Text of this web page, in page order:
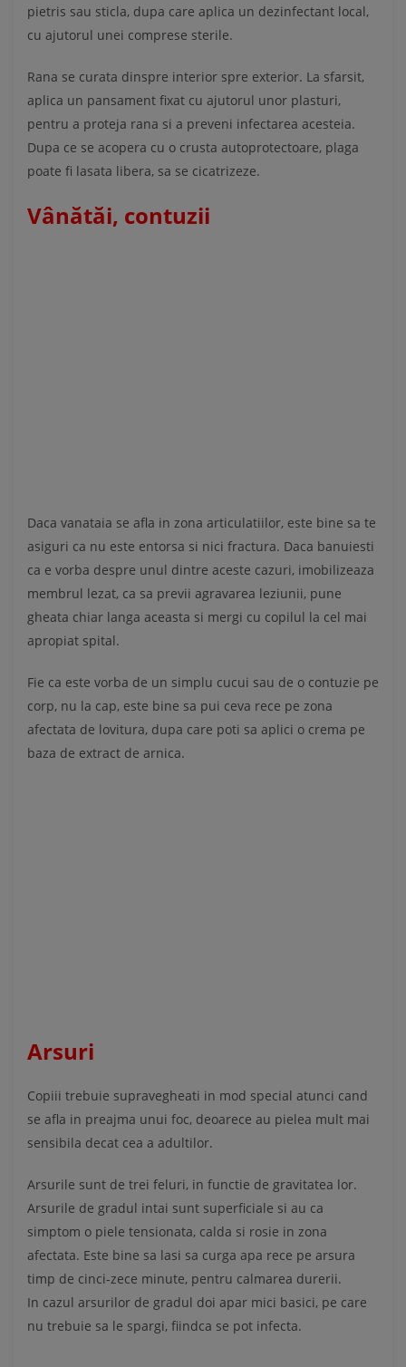
pietris sau sticla, dupa care aplica un dezinfectant local,
cu ajutorul unei comprese sterile.
Rana se curata dinspre interior spre exterior. La sfarsit,
aplica un pansament fixat cu ajutorul unor plasturi,
pentru a proteja rana si a preveni infectarea acesteia.
Dupa ce se acopera cu o crusta autoprotectoare, plaga
poate fi lasata libera, sa se cicatrizeze.
Vânătăi, contuzii
Daca vanataia se afla in zona articulatiilor, este bine sa te
asiguri ca nu este entorsa si nici fractura. Daca banuiesti
ca e vorba despre unul dintre aceste cazuri, imobilizeaza
membrul lezat, ca sa previi agravarea leziunii, pune
gheata chiar langa aceasta si mergi cu copilul la cel mai
apropiat spital.
Fie ca este vorba de un simplu cucui sau de o contuzie pe
corp, nu la cap, este bine sa pui ceva rece pe zona
afectata de lovitura, dupa care poti sa aplici o crema pe
baza de extract de arnica.
Arsuri
Copiii trebuie supravegheati in mod special atunci cand
se afla in preajma unui foc, deoarece au pielea mult mai
sensibila decat cea a adultilor.
Arsurile sunt de trei feluri, in functie de gravitatea lor.
Arsurile de gradul intai sunt superficiale si au ca
simptom o piele tensionata, calda si rosie in zona
afectata. Este bine sa lasi sa curga apa rece pe arsura
timp de cinci-zece minute, pentru calmarea durerii.
In cazul arsurilor de gradul doi apar mici basici, pe care
nu trebuie sa le spargi, fiindca se pot infecta.